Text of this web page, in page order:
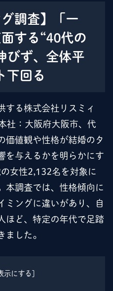
グ調査】「一
する“40代の
びず、全体平
下回る
する株式会社リスミィ
社：大阪府大阪市、代
価値観や性格が結婚のタ
を与えるかを明らかにす
女性2,132名を対象に
本調査では、性格傾向に
ミングに違いがあり、自
ほど、特定の年代で足踏
ました。
示にする